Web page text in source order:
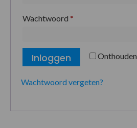
Wachtwoord *
Onthouden
Inloggen
Wachtwoord vergeten?